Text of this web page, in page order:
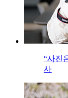
“사진
사